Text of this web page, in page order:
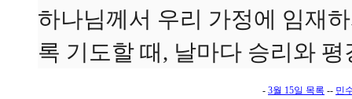
하나님께서 우리 가정에 임재
록 기도할 때, 날마다 승리와
- 3월 15일 목록 -- 민